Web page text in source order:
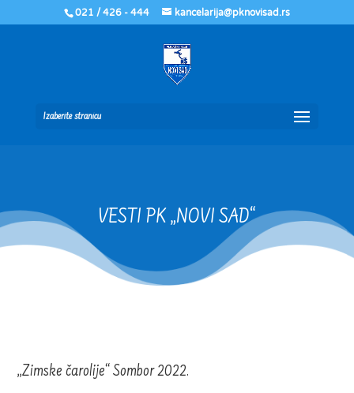
021 / 426 - 444 kancelarija@pknovisad.rs
Izaberite stranicu
VESTI PK „NOVI SAD“
„Zimske čarolije“ Sombor 2022.